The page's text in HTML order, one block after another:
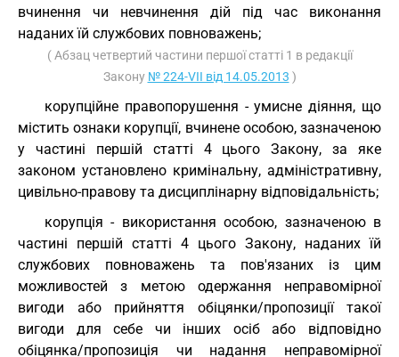
вчинення чи невчинення дій під час виконання
наданих їй службових повноважень;
( Абзац четвертий частини першої статті 1 в редакції
Закону № 224-VII від 14.05.2013 )
корупційне правопорушення - умисне діяння, що
містить ознаки корупції, вчинене особою, зазначеною
у частині першій статті 4 цього Закону, за яке
законом установлено кримінальну, адміністративну,
цивільно-правову та дисциплінарну відповідальність;
корупція - використання особою, зазначеною в
частині першій статті 4 цього Закону, наданих їй
службових повноважень та пов'язаних із цим
можливостей з метою одержання неправомірної
вигоди або прийняття обіцянки/пропозиції такої
вигоди для себе чи інших осіб або відповідно
обіцянка/пропозиція чи надання неправомірної